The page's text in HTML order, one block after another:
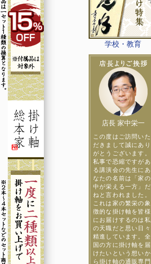
学校・教育
店長 家中栄一
この度はご訪問いた
だきまして誠にあり
がとうございます。
私事で恐縮ですがあ
る講演会の先生にあ
なたの名前は「家の
中が栄える一方」だ
ねと言われました。
これは家の繁栄の象
徴的な掛け軸を皆様
にお届けするのは私
の天職だと思い日々
精進しています。全
国の方に掛け軸を届
けたいという想いか
ら掛け軸の通販専門